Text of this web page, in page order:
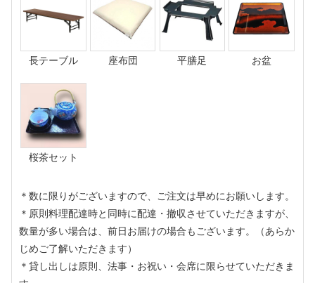
長テーブル 座布団 平膳足 お盆
桜茶セット
＊数に限りがございますので、ご注文は早めにお願いします。
＊原則料理配達時と同時に配達・撤収させていただきますが、
数量が多い場合は、前日お届けの場合もございます。（あらか
じめご了解いただきます）
＊貸し出しは原則、法事・お祝い・会席に限らせていただきま